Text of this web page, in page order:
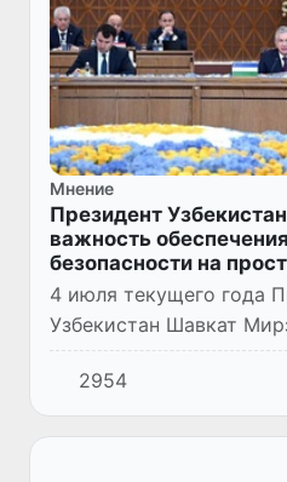
Мнение
Президент
важность
безопасности на
4 июля текущего года
Узбекистан Шавкат
участие в очередном
государств - членов
городе Астане под
2954